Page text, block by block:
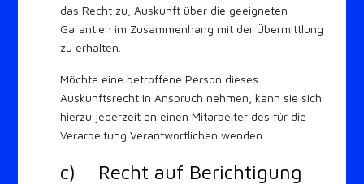
das Recht zu, Auskunft über die geeigneten
Garantien im Zusammenhang mit der Übermittlung
zu erhalten.
Möchte eine betroffene Person dieses
Auskunftsrecht in Anspruch nehmen, kann sie sich
hierzu jederzeit an einen Mitarbeiter des für die
Verarbeitung Verantwortlichen wenden.
c) Recht auf Berichtigung